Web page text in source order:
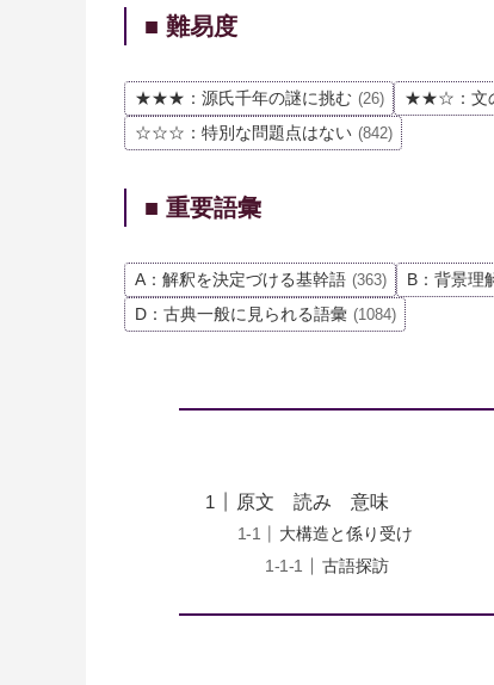
■ 難易度
★★★：源氏千年の謎に挑む (26) ★★☆：文
☆☆☆：特別な問題点はない (842)
■ 重要語彙
A：解釈を決定づける基幹語 (363) B：背景理
D：古典一般に見られる語彙 (1084)
原文 読み 意味
大構造と係り受け
古語探訪